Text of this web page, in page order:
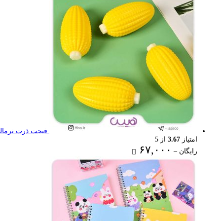
۴۰,۰۰۰ تومان
فیجت ذرت
امتیاز 3.67 از 5
رایگان – ۶۷,۰۰۰
رایگان
through
۶۷,۰۰۰ تومان